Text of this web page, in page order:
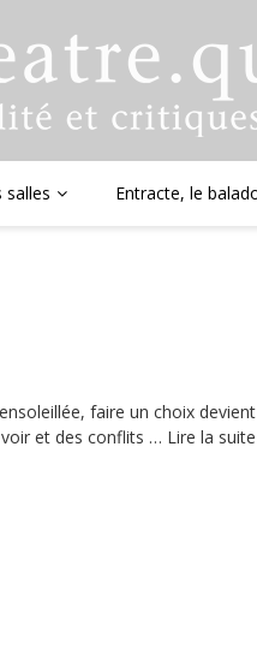
salles Entracte, le
faire un choix
et des conflits … Lire la suite